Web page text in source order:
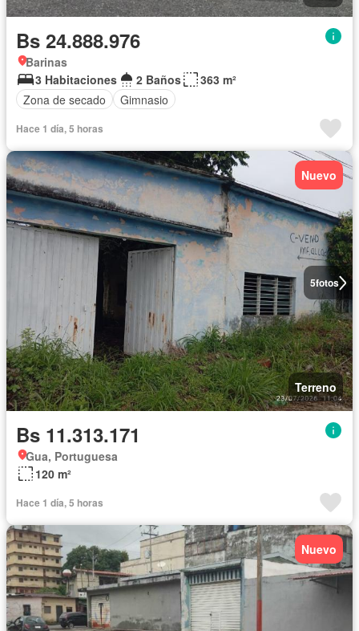
Bs 24.888.976
Barinas
3 Habitaciones
2 Baños
363 m²
Zona de secado
Gimnasio
Hace 1 día, 5 horas
5fotos
Nuevo
Terreno
Bs 11.313.171
Gua, Portuguesa
120 m²
Hace 1 día, 5 horas
Nuevo